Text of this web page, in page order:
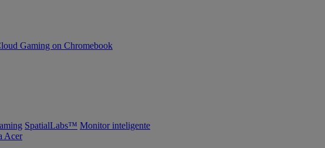
Gaming on Chromebook
SpatialLabs™ Monitor inteligente
Acer